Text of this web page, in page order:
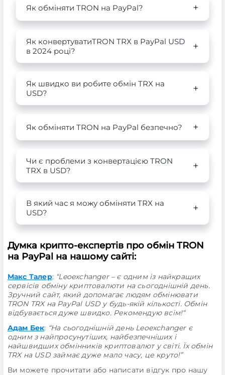
Як обміняти TRON на PayPal?
Як конвертуватиTRON TRX в PayPal USD
в 2024 році?
Як швидко ви робите обмін TRX на
USD?
Як обміняти TRON на PayPal безпечно?
Чи є проблеми з конвертацією TRON
TRX в USD?
В який час я можу обміняти TRX на
USD?
Думка крипто-експертів про обмін TRON
на PayPal на нашому сайті:
Макс Талер: “Leoexchanger – є одним із найкращих
сервісів обміну криптовалюти на сьогоднішній день.
Зручний сайт, який допомагає людям обмінювати
TRON TRX на PayPal USD у будь-якій кількості. Обмін
відбувається дуже швидко. Рекомендую всім!“
Адам Бек: “На сьогоднішній день Leoexchanger є
одним з найпросунутіших, найбезпечніших і
найшвидших обмінників криптовалют у світі. Їх обмін
TRX на USD займає дуже мало часу, це круто!”
Ви можете прочитати або написати відгук про нашу